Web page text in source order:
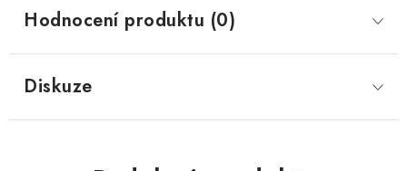
Hodnocení produktu (0)
Diskuze